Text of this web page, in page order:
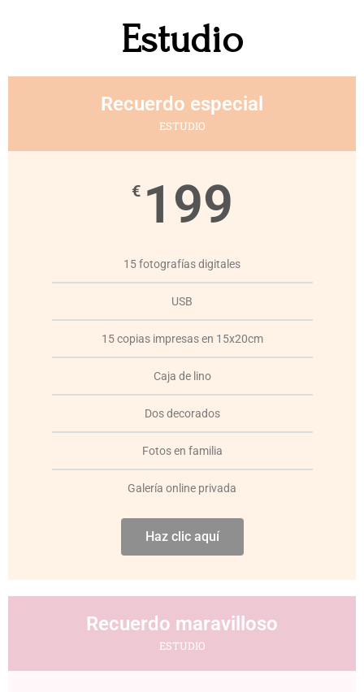
Estudio
Recuerdo especial
ESTUDIO
€ 199
15 fotografías digitales
USB
15 copias impresas en 15x20cm
Caja de lino
Dos decorados
Fotos en familia
Galería online privada
Haz clic aquí
Recuerdo maravilloso
ESTUDIO